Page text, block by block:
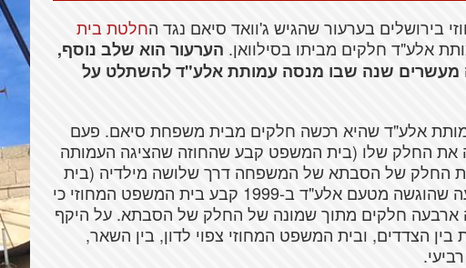
בירושלים בערעור שהגיש ג'וואד סיאם נגד החלטת בית
אלע"ד חלקים מביתו בסילוואן. הערעור הוא שלב נוסף,
מעשרים שנה שבו מנסה עמותת אלע"ד להשתלט על
שנות ה-90' טענה עמותת אלע"ד שהיא רכשה חלקים מבית משפחת סיאם. פעם
החלק שלו (בית המשפט קבע שהחוזה שהציגה העמותה
החלק של הסבתא של המשפחה דרך שלושה מילדיה (בית
המשפט דחה את הטענה). בתביעה שהוגשה מטעם אלע"ד ב-1999 קבע בית המשפט המחוזי כי
ארבעה חלקים מתוך שמונה של החלק של הסבתא. על היקף
הצדדים, ובית המשפט המחוזי צפוי לדון, בין השאר,